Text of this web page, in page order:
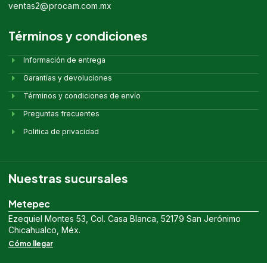
ventas2@procam.com.mx
Términos y condiciones
Información de entrega
Garantías y devoluciones
Términos y condiciones de envío
Preguntas frecuentes
Politica de privacidad
Nuestras sucursales
Metepec
Ezequiel Montes 53, Col. Casa Blanca, 52179 San Jerónimo
Chicahualco, Méx.
Cómo llegar